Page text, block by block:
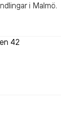
i Malmö.